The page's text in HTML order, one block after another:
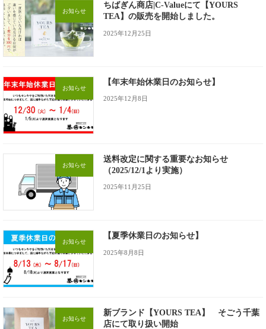
お知らせ
ちばぎん商店|C-Valueにて【YOURS
TEA】の販売を開始しました。
2025年12月25日
お知らせ
【年末年始休業日のお知らせ】
2025年12月8日
お知らせ
送料改定に関する重要なお知らせ
（2025/12/1より実施）
2025年11月25日
お知らせ
【夏季休業日のお知らせ】
2025年8月8日
お知らせ
新ブランド【YOURS TEA】 そごう千葉
店にて取り扱い開始